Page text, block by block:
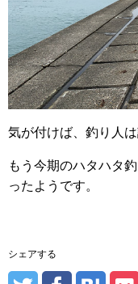
気が付けば、釣り人
もう今期のハタハタ
ったようです。
シェアする